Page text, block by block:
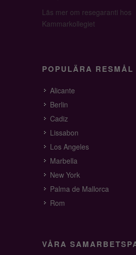
Läs mer om resegaranti hos
Kammarkollegiet
POPULÄRA RESMÅL
Alicante
Berlin
Cadiz
Lissabon
Los Angeles
Marbella
New York
Palma de Mallorca
Rom
VÅRA